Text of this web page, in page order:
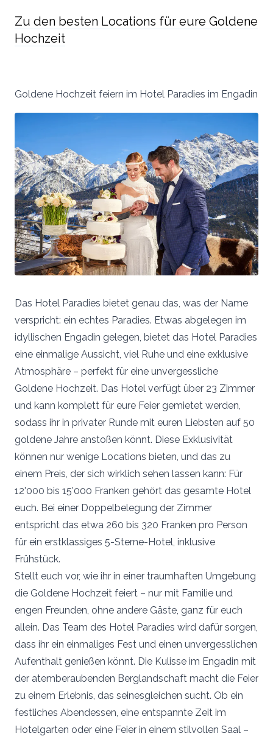
Zu den besten Locations für eure Goldene
Hochzeit
Goldene Hochzeit feiern im Hotel Paradies im Engadin
Das Hotel Paradies bietet genau das, was der Name
verspricht: ein echtes Paradies. Etwas abgelegen im
idyllischen Engadin gelegen, bietet das Hotel Paradies
eine einmalige Aussicht, viel Ruhe und eine exklusive
Atmosphäre – perfekt für eine unvergessliche
Goldene Hochzeit. Das Hotel verfügt über 23 Zimmer
und kann komplett für eure Feier gemietet werden,
sodass ihr in privater Runde mit euren Liebsten auf 50
goldene Jahre anstoßen könnt. Diese Exklusivität
können nur wenige Locations bieten, und das zu
einem Preis, der sich wirklich sehen lassen kann: Für
12'000 bis 15'000 Franken gehört das gesamte Hotel
euch. Bei einer Doppelbelegung der Zimmer
entspricht das etwa 260 bis 320 Franken pro Person
für ein erstklassiges 5-Sterne-Hotel, inklusive
Frühstück.
Stellt euch vor, wie ihr in einer traumhaften Umgebung
die Goldene Hochzeit feiert – nur mit Familie und
engen Freunden, ohne andere Gäste, ganz für euch
allein. Das Team des Hotel Paradies wird dafür sorgen,
dass ihr ein einmaliges Fest und einen unvergesslichen
Aufenthalt genießen könnt. Die Kulisse im Engadin mit
der atemberaubenden Berglandschaft macht die Feier
zu einem Erlebnis, das seinesgleichen sucht. Ob ein
festliches Abendessen, eine entspannte Zeit im
Hotelgarten oder eine Feier in einem stilvollen Saal –